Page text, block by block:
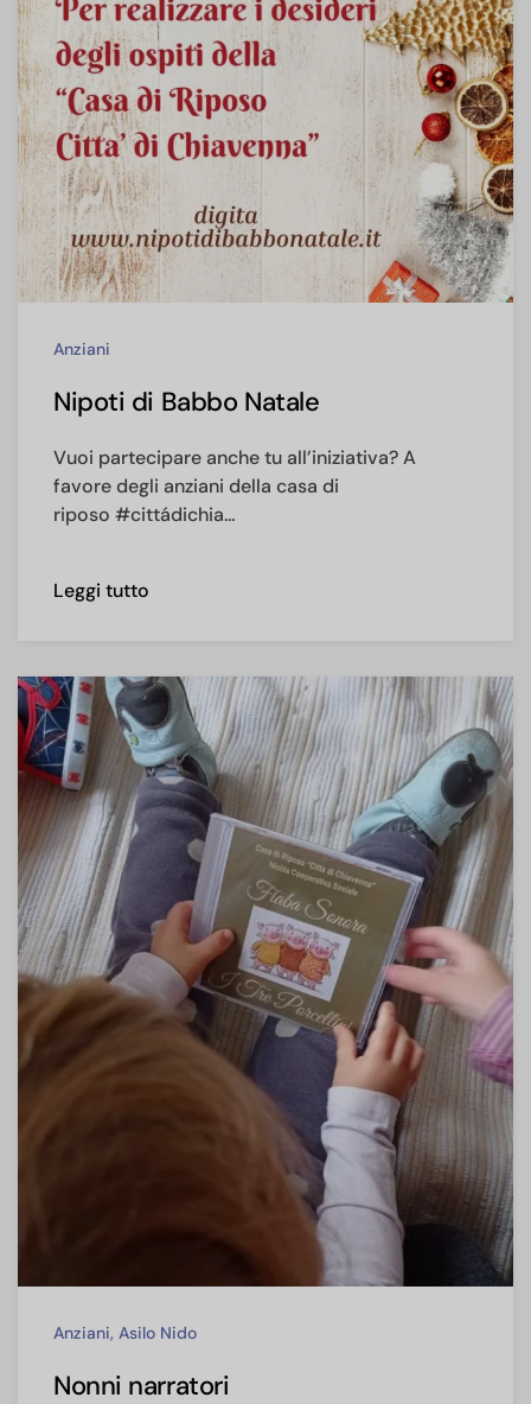
Anziani
Nipoti di Babbo Natale
Vuoi partecipare anche tu all’iniziativa? A
favore degli anziani della casa di
riposo #cittádichia…
Leggi tutto
Anziani, Asilo Nido
Nonni narratori